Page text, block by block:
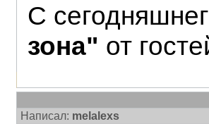
С
зона" от
Написал: melalexs